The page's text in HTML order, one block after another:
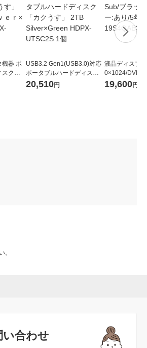
機器 ポ
スク
Ｂ Ｓ
USB3.2 Gen1(USB3.0)対応
ポータブルハードディスク
「カクうす」 2TB Silver×Gr
20,510円
液晶ディスプ
0×1024/DVI、
ック/スピーカ
19,600円
。
い合わせ